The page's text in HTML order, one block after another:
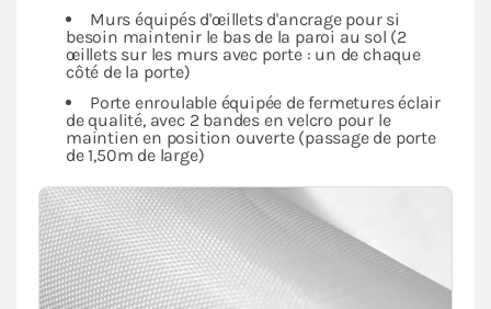
Murs équipés d'œillets d'ancrage pour si
besoin maintenir le bas de la paroi au sol (2
œillets sur les murs avec porte : un de chaque
côté de la porte)
Porte enroulable équipée de fermetures éclair
de qualité, avec 2 bandes en velcro pour le
maintien en position ouverte (passage de porte
de 1,50m de large)